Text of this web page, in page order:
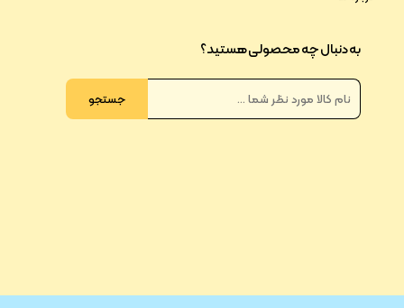
به دنبال چه محصولی هستید؟
جستجو